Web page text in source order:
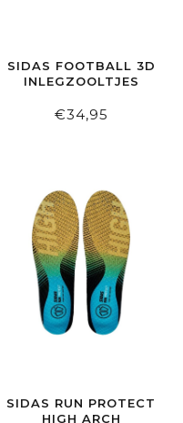
SIDAS FOOTBALL 3D
INLEGZOOLTJES
€34,95
SIDAS RUN PROTECT
HIGH ARCH